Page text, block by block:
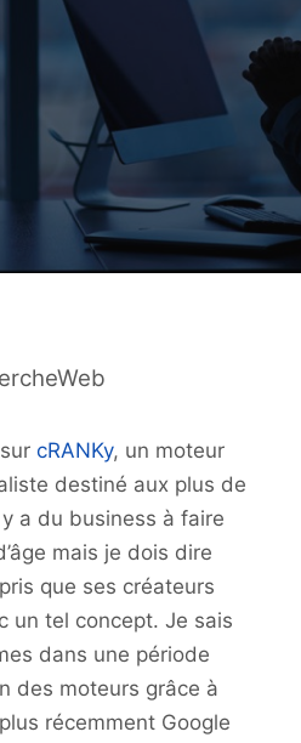
cRANKy, un moteur
destiné aux plus de
a du business à faire
mais je dois dire
que ses créateurs
un tel concept. Je sais
dans une période
des moteurs grâce à
récemment Google